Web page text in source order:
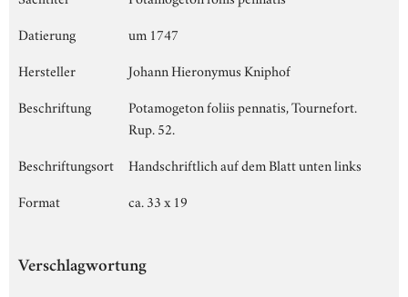
Datierung
um 1747
Hersteller
Johann Hieronymus Kniphof
Beschriftung
Potamogeton foliis pennatis, Tournefort.
Rup. 52.
Beschriftungsort
Handschriftlich auf dem Blatt unten links
Format
ca. 33 x 19
Verschlagwortung